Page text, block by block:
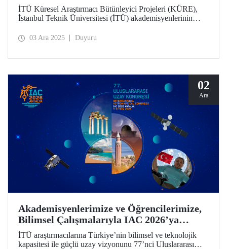
İTÜ Küresel Araştırmacı Bütünleyici Projeleri (KÜRE),
İstanbul Teknik Üniversitesi (İTÜ) akademisyenlerinin
Araştırmacılar Programı kapsamında İTÜ’de görev
03 Ara 2025 Duyuru
02
Ara
Akademisyenlerimize ve Öğrencilerimize,
Bilimsel Çalışmalarıyla IAC 2026’ya
Katılma Çağrısı
İTÜ araştırmacılarına Türkiye’nin bilimsel ve teknolojik
kapasitesi ile güçlü uzay vizyonunu 77’nci Uluslararası